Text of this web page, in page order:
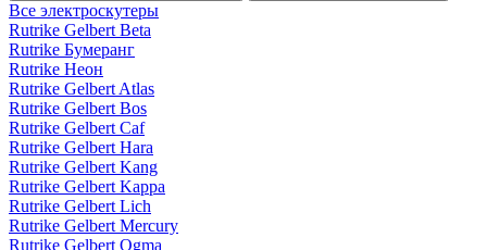
Все электро­скутеры
Rutrike Gelbert Beta
Rutrike Бумеранг
Rutrike Неон
Rutrike Gelbert Atlas
Rutrike Gelbert Bos
Rutrike Gelbert Caf
Rutrike Gelbert Hara
Rutrike Gelbert Kang
Rutrike Gelbert Kappa
Rutrike Gelbert Lich
Rutrike Gelbert Mercury
Rutrike Gelbert Ogma